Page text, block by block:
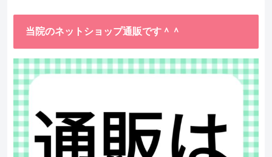
当院のネットショップ通販です＾＾